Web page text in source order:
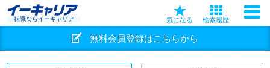
転職ならイーキャリア 気になる 検索履歴
無料会員登録はこちらから